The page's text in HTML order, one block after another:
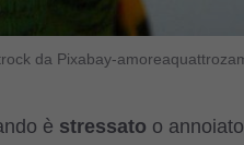
da Pixabay-
è stressato o